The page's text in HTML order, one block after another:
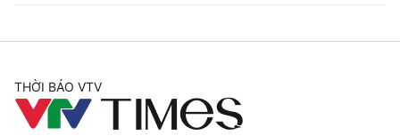
THỜI BÁO VTV